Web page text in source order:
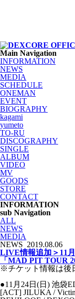
Main Navigation
INFORMATION
NEWS
MEDIA
SCHEDULE
ONEMAN
EVENT
BIOGRAPHY
kagami
yumeto
TO-RU
DISCOGRAPHY
SINGLE
ALBUM
VIDEO
MV
GOODS
STORE
CONTACT
INFORMATION
sub Navigation
ALL
NEWS
MEDIA
NEWS 2019.08.06
LIVE情報追加＞11
「MAD PIT TOUR
※チケット情報は後
●11月24日(日) 池袋
[ACT] JILUKA /